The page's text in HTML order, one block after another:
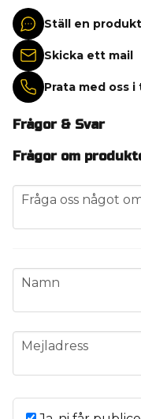
Ställ en
Skicka ett mail
Prata med oss
Frågor & Svar
Frågor om
question
Fråga oss något
name
Namn
email
Mejladress